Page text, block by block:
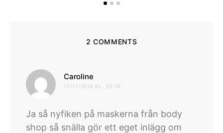
2 COMMENTS
Caroline
17/11/2016 KL. 22:18
Ja så nyfiken på maskerna från body
shop så snälla gör ett eget inlägg om